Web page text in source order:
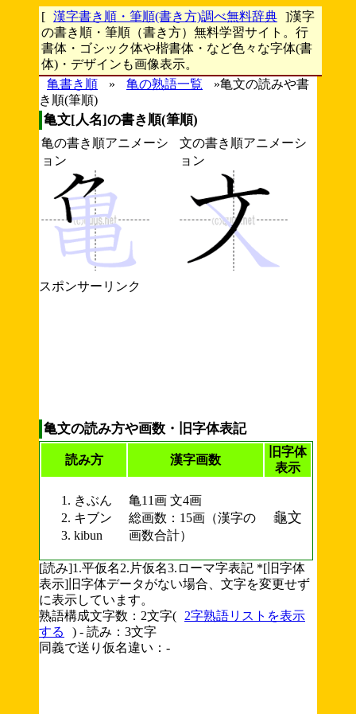
[ 漢字書き順・筆順(書き方)調べ無料辞典 ]漢字
の書き順・筆順（書き方）無料学習サイト。行
書体・ゴシック体や楷書体・など色々な字体(書
体)・デザインも画像表示。
亀書き順
» 亀の熟語一覧
»亀文の読みや書
き順(筆順)
亀文[人名]の書き順(筆順)
亀の書き順アニメーシ
ョン
文の書き順アニメーシ
ョン
スポンサーリンク
亀文の読み方や画数・旧字体表記
読み方 漢字画数
旧字体
表示
きぶん
キブン
kibun
亀11画 文4画
総画数：15画（漢字の
画数合計）
龜文
[読み]1.平仮名2.片仮名3.ローマ字表記 *[旧字体
表示]旧字体データがない場合、文字を変更せず
に表示しています。
熟語構成文字数：2文字(
2字熟語リストを表示
する
) - 読み：3文字
同義で送り仮名違い：-